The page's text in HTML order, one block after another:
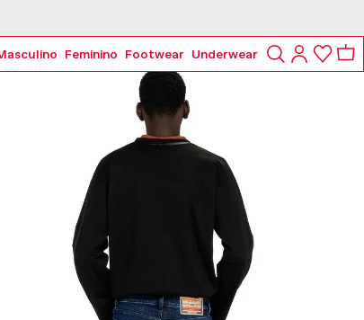
Feminino Footwear Underwear